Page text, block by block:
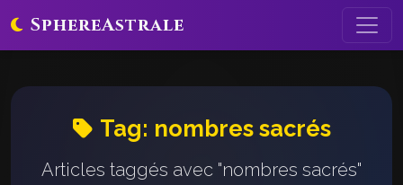
SphereAstrale
Tag: nombres sacrés
Articles taggés avec "nombres sacrés"